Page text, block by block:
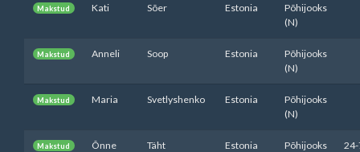
Makstud Kati Sõer Estonia
Põhijooks
(N)
Makstud Anneli Soop Estonia
Põhijooks
(N)
Makstud Maria Svetlyshenko Estonia
Põhijooks
(N)
Makstud Õnne Täht Estonia
Põhijooks
24-